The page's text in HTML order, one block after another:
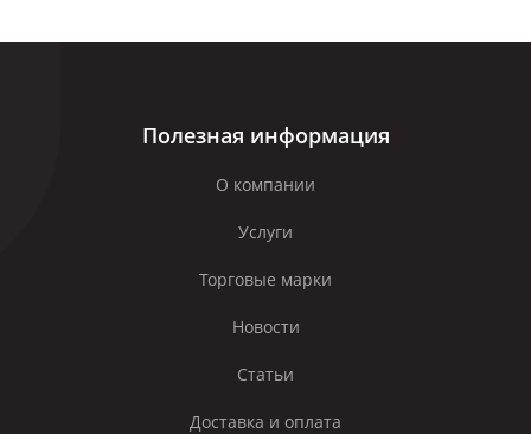
Полезная информация
О компании
Услуги
Торговые марки
Новости
Статьи
Доставка и оплата